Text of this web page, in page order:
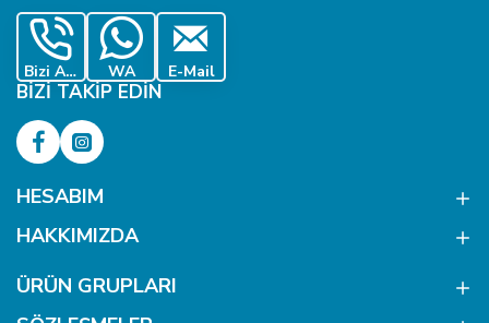
Bizi Ara WA E-Mail
BIZI TAKIP EDIN
HESABIM
HAKKIMIZDA
ÜRÜN GRUPLARI